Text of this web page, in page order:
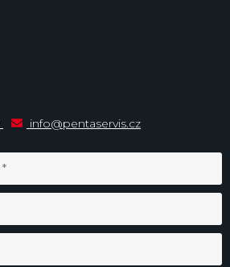
info@pentaservis.cz